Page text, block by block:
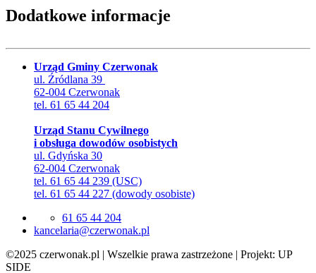
Dodatkowe informacje
Urząd Gminy Czerwonak
ul. Źródlana 39
62-004 Czerwonak
tel. 61 65 44 204
Urząd Stanu Cywilnego
i obsługa dowodów osobistych
ul. Gdyńska 30
62-004 Czerwonak
tel. 61 65 44 239 (USC)
tel. 61 65 44 227 (dowody osobiste)
61 65 44 204
lp.kanowrezc@airalecnak
©2025 czerwonak.pl | Wszelkie prawa zastrzeżone | Projekt: UP
SIDE